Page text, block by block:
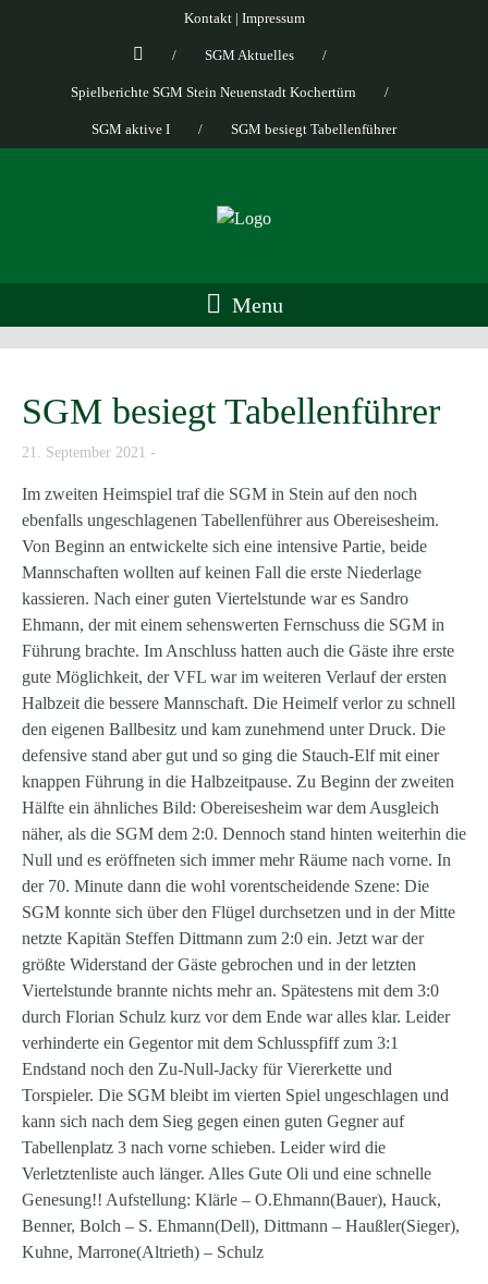
Kontakt| Impressum
/ SGM Aktuelles /
Spielberichte SGM Stein Neuenstadt Kochertürn /
SGM aktive I / SGM besiegt Tabellenführer
Menu
SGM besiegt Tabellenführer
21. September 2021
Im zweiten Heimspiel traf die SGM in Stein auf den noch
ebenfalls ungeschlagenen Tabellenführer aus Obereisesheim.
Von Beginn an entwickelte sich eine intensive Partie, beide
Mannschaften wollten auf keinen Fall die erste Niederlage
kassieren. Nach einer guten Viertelstunde war es Sandro
Ehmann, der mit einem sehenswerten Fernschuss die SGM in
Führung brachte. Im Anschluss hatten auch die Gäste ihre erste
gute Möglichkeit, der VFL war im weiteren Verlauf der ersten
Halbzeit die bessere Mannschaft. Die Heimelf verlor zu schnell
den eigenen Ballbesitz und kam zunehmend unter Druck. Die
defensive stand aber gut und so ging die Stauch-Elf mit einer
knappen Führung in die Halbzeitpause. Zu Beginn der zweiten
Hälfte ein ähnliches Bild: Obereisesheim war dem Ausgleich
näher, als die SGM dem 2:0. Dennoch stand hinten weiterhin die
Null und es eröffneten sich immer mehr Räume nach vorne. In
der 70. Minute dann die wohl vorentscheidende Szene: Die
SGM konnte sich über den Flügel durchsetzen und in der Mitte
netzte Kapitän Steffen Dittmann zum 2:0 ein. Jetzt war der
größte Widerstand der Gäste gebrochen und in der letzten
Viertelstunde brannte nichts mehr an. Spätestens mit dem 3:0
durch Florian Schulz kurz vor dem Ende war alles klar. Leider
verhinderte ein Gegentor mit dem Schlusspfiff zum 3:1
Endstand noch den Zu-Null-Jacky für Viererkette und
Torspieler. Die SGM bleibt im vierten Spiel ungeschlagen und
kann sich nach dem Sieg gegen einen guten Gegner auf
Tabellenplatz 3 nach vorne schieben. Leider wird die
Verletztenliste auch länger. Alles Gute Oli und eine schnelle
Genesung!! Aufstellung: Klärle – O.Ehmann(Bauer), Hauck,
Benner, Bolch – S. Ehmann(Dell), Dittmann – Haußler(Sieger),
Kuhne, Marrone(Altrieth) – Schulz